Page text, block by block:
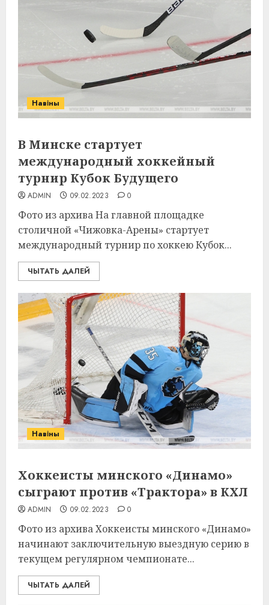
Навіны
В Минске стартует
международный хоккейный
турнир Кубок Будущего
ADMIN 09.02.2023 0
Фото из архива На главной площадке
столичной «Чижовка-Арены» стартует
международный турнир по хоккею Кубок...
ЧЫТАТЬ ДАЛЕЙ
Навіны
Хоккеисты минского «Динамо»
сыграют против «Трактора» в КХЛ
ADMIN 09.02.2023 0
Фото из архива Хоккеисты минского «Динамо»
начинают заключительную выездную серию в
текущем регулярном чемпионате...
ЧЫТАТЬ ДАЛЕЙ